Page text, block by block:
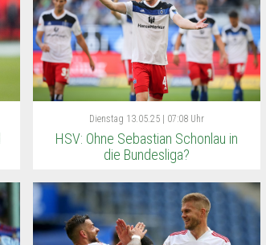
Dienstag 13.05.25 | 07:08 Uhr
HSV: Ohne Sebastian Schonlau in
die Bundesliga?